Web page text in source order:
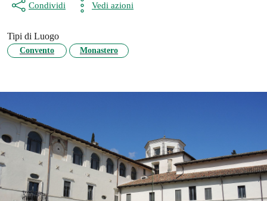
Condividi Vedi azioni
Tipi di Luogo
Convento Monastero